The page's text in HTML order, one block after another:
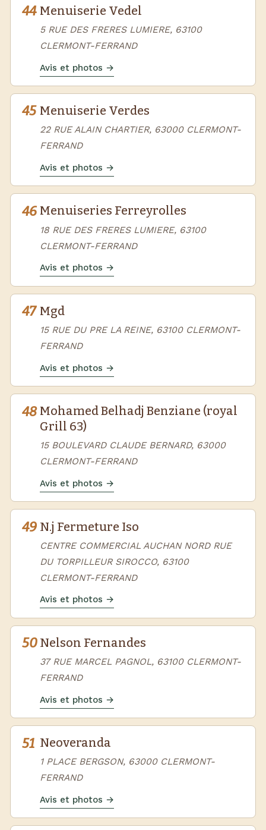
44 Menuiserie Vedel
5 RUE DES FRERES LUMIERE, 63100
CLERMONT-FERRAND
Avis et photos →
45 Menuiserie Verdes
22 RUE ALAIN CHARTIER, 63000 CLERMONT-
FERRAND
Avis et photos →
46 Menuiseries Ferreyrolles
18 RUE DES FRERES LUMIERE, 63100
CLERMONT-FERRAND
Avis et photos →
47 Mgd
15 RUE DU PRE LA REINE, 63100 CLERMONT-
FERRAND
Avis et photos →
48 Mohamed Belhadj Benziane (royal
Grill 63)
15 BOULEVARD CLAUDE BERNARD, 63000
CLERMONT-FERRAND
Avis et photos →
49 N.j Fermeture Iso
CENTRE COMMERCIAL AUCHAN NORD RUE
DU TORPILLEUR SIROCCO, 63100
CLERMONT-FERRAND
Avis et photos →
50 Nelson Fernandes
37 RUE MARCEL PAGNOL, 63100 CLERMONT-
FERRAND
Avis et photos →
51 Neoveranda
1 PLACE BERGSON, 63000 CLERMONT-
FERRAND
Avis et photos →